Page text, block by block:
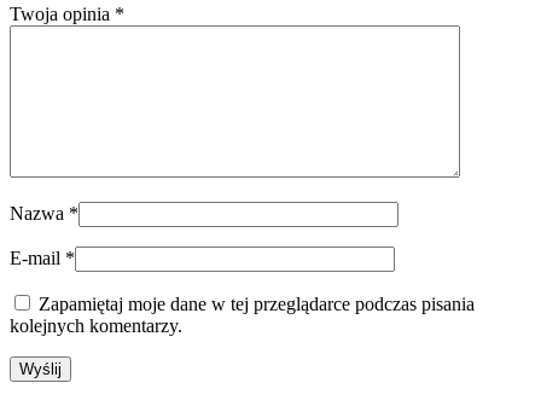
Twoja opinia *
Nazwa *
E-mail *
Zapamiętaj moje dane w tej przeglądarce podczas pisania
kolejnych komentarzy.